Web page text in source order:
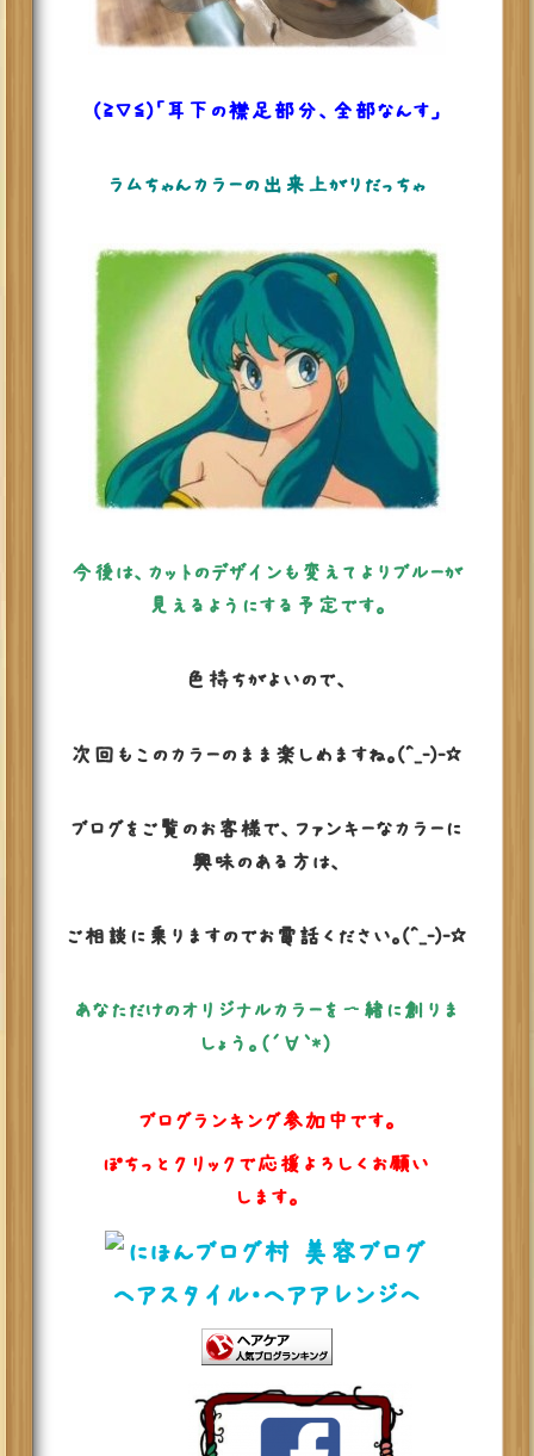
(≧▽≦)「耳下の襟足部分、全部なんす」
ラムちゃんカラーの出来上がりだっちゃ
今後は、カットのデザインも変えてよりブルーが
見えるようにする予定です。
色持ちがよいので、
次回もこのカラーのまま楽しめますね。(^_-)-☆
ブログをご覧のお客様で、ファンキーなカラーに
興味のある方は、
ご相談に乗りますのでお電話ください。(^_-)-☆
あなただけのオリジナルカラーを一緒に創りま
しょう。（´∀｀*）
ブログランキング参加中です。
ぽちっとクリックで応援よろしくお願い
します。